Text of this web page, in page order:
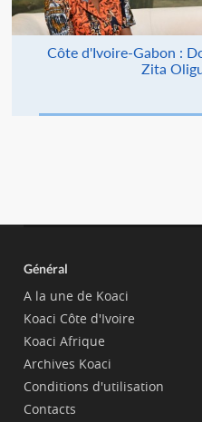
Côte d'Ivoire-Gabon :
Zita
Général
A la une de Koaci
Koaci Côte d'Ivoire
Koaci Afrique
Archives Koaci
Conditions d'utilisation
Contacts